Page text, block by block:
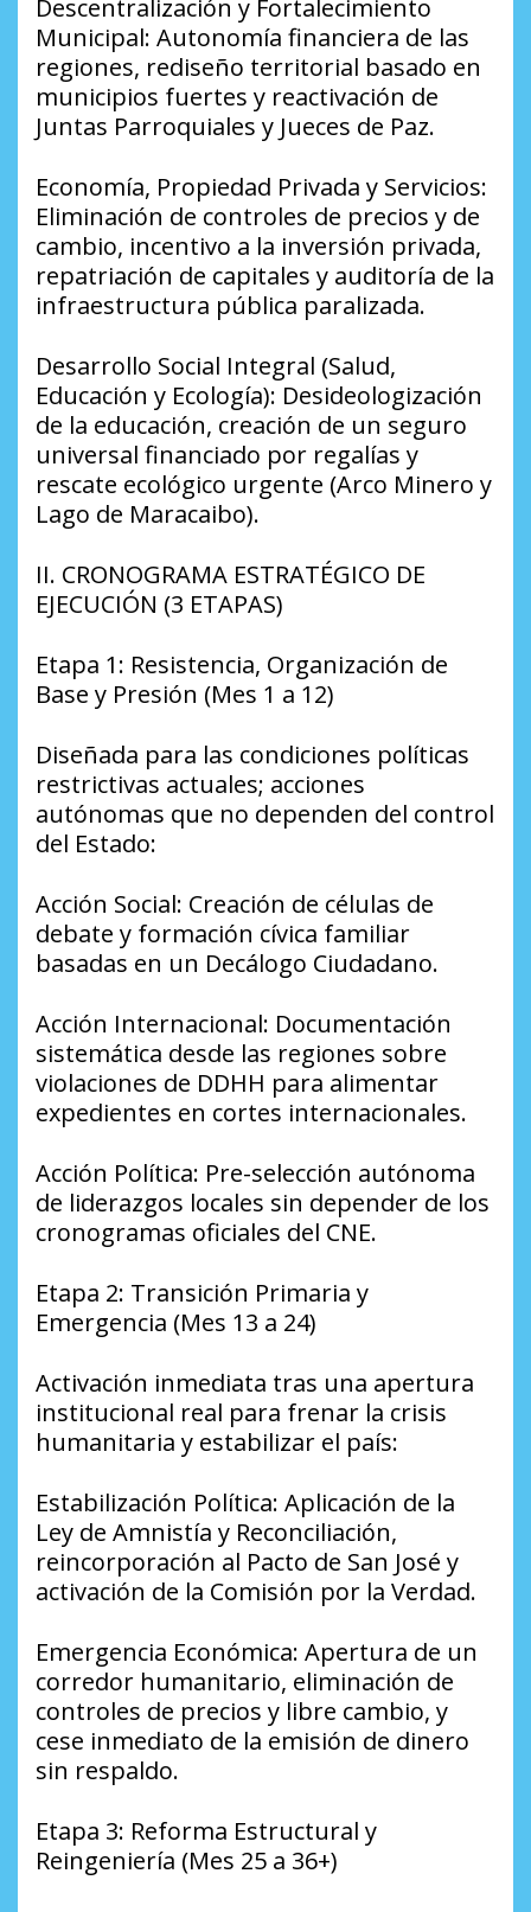
​Descentralización y Fortalecimiento
Municipal: Autonomía financiera de las
regiones, rediseño territorial basado en
municipios fuertes y reactivación de
Juntas Parroquiales y Jueces de Paz.
​Economía, Propiedad Privada y Servicios:
Eliminación de controles de precios y de
cambio, incentivo a la inversión privada,
repatriación de capitales y auditoría de la
infraestructura pública paralizada.
​Desarrollo Social Integral (Salud,
Educación y Ecología): Desideologización
de la educación, creación de un seguro
universal financiado por regalías y
rescate ecológico urgente (Arco Minero y
Lago de Maracaibo).
​II. CRONOGRAMA ESTRATÉGICO DE
EJECUCIÓN (3 ETAPAS)
​Etapa 1: Resistencia, Organización de
Base y Presión (Mes 1 a 12)
​Diseñada para las condiciones políticas
restrictivas actuales; acciones
autónomas que no dependen del control
del Estado:
​Acción Social: Creación de células de
debate y formación cívica familiar
basadas en un Decálogo Ciudadano.
​Acción Internacional: Documentación
sistemática desde las regiones sobre
violaciones de DDHH para alimentar
expedientes en cortes internacionales.
​Acción Política: Pre-selección autónoma
de liderazgos locales sin depender de los
cronogramas oficiales del CNE.
​Etapa 2: Transición Primaria y
Emergencia (Mes 13 a 24)
​Activación inmediata tras una apertura
institucional real para frenar la crisis
humanitaria y estabilizar el país:
​Estabilización Política: Aplicación de la
Ley de Amnistía y Reconciliación,
reincorporación al Pacto de San José y
activación de la Comisión por la Verdad.
​Emergencia Económica: Apertura de un
corredor humanitario, eliminación de
controles de precios y libre cambio, y
cese inmediato de la emisión de dinero
sin respaldo.
​Etapa 3: Reforma Estructural y
Reingeniería (Mes 25 a 36+)